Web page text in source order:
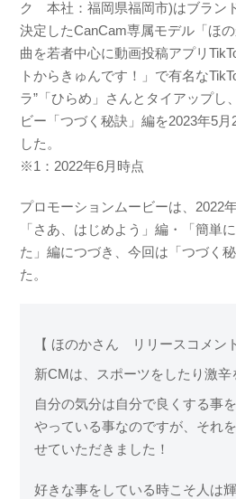
ク 本社：福岡県福岡市)はブラン
決定したCanCam専属モデル「ほ
曲を若者中心に動画投稿アプリ
トからきゅんです！」で有名な
ラ”「ひらめ」さんとタイアップし
ビー「つづく秘訣」編を2023年5
した。
※1：2022年6月時点
プロモーションムービーは、2022
「さあ、はじめよう」編・「簡単
た」編につづき、今回は「つづく
た。
【 ほのかさん リリースコメン
新CMは、スポーツをしたり激辛
自分の気分は自分で良くする事
やっている事なのですが、それ
せていただきました！
好きな事をしている時こそ人は